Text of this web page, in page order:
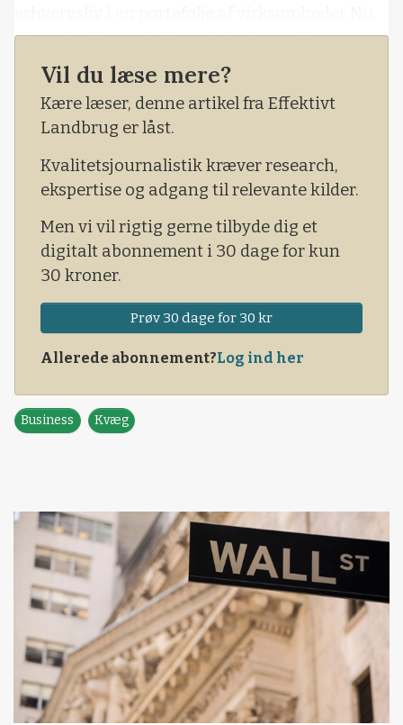
bliver landbrugets klimatjek, der er blevet
implementeret på Arlas andelshaveres
bedrifter, også en del af denne investering.
Vil du læse mere?
Kære læser, denne artikel fra Effektivt
Landbrug er låst.
Kvalitetsjournalistik kræver research,
ekspertise og adgang til relevante kilder.
Men vi vil rigtig gerne tilbyde dig et
digitalt abonnement i 30 dage for kun
30 kroner.
Prøv 30 dage for 30 kr
Allerede abonnement?Log ind her
Business Kvæg